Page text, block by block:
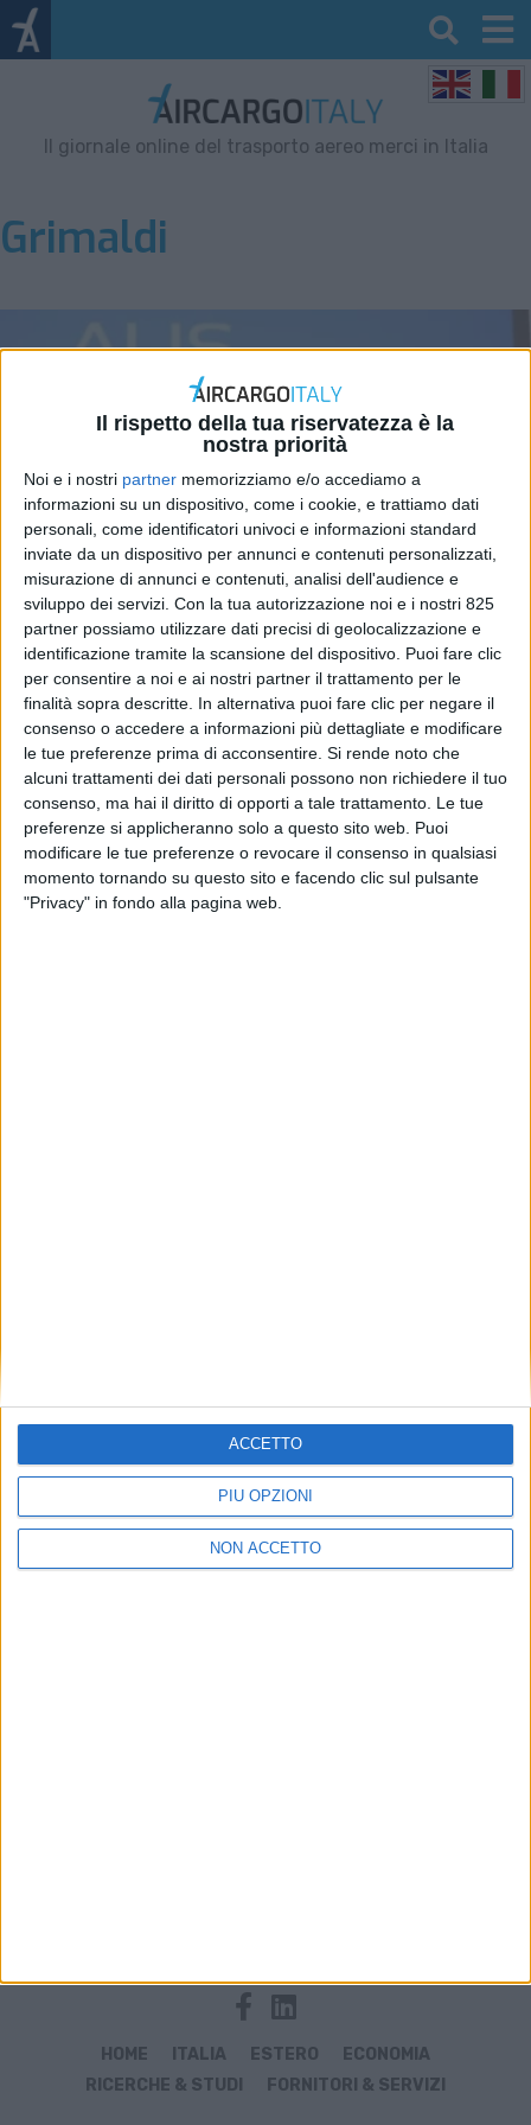
Il rispetto della tua riservatezza è la
nostra priorità
Noi e i nostri partner memorizziamo e/o accediamo a
informazioni su un dispositivo, come i cookie, e trattiamo dati
personali, come identificatori univoci e informazioni standard
inviate da un dispositivo per annunci e contenuti personalizzati,
misurazione di annunci e contenuti, analisi dell'audience e
sviluppo dei servizi. Con la tua autorizzazione noi e i nostri 825
partner possiamo utilizzare dati precisi di geolocalizzazione e
identificazione tramite la scansione del dispositivo. Puoi fare clic
per consentire a noi e ai nostri partner il trattamento per le
finalità sopra descritte. In alternativa puoi fare clic per negare il
consenso o accedere a informazioni più dettagliate e modificare
le tue preferenze prima di acconsentire. Si rende noto che
alcuni trattamenti dei dati personali possono non richiedere il tuo
consenso, ma hai il diritto di opporti a tale trattamento. Le tue
preferenze si applicheranno solo a questo sito web. Puoi
modificare le tue preferenze o revocare il consenso in qualsiasi
momento tornando su questo sito e facendo clic sul pulsante
"Privacy" in fondo alla pagina web.
PIÙ OPZIONI
NON ACCETTO
ACCETTO
Il giornale online del trasporto aereo merci in Italia
Grimaldi
Ita Airways entra a far parte
di Alis
ITALIA 22 SETTEMBRE 2025
HOME ITALIA ESTERO
ECONOMIA
RICERCHE & STUDI
FORNITORI & SERVIZI